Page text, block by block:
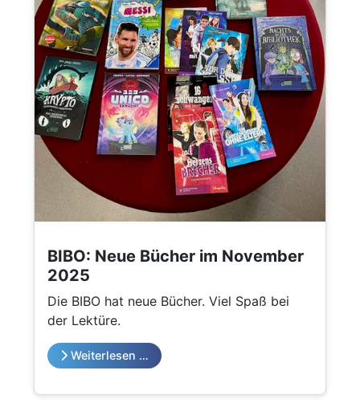
BIBO: Neue Bücher im November
2025
Die BIBO hat neue Bücher. Viel Spaß bei
der Lektüre.
Weiterlesen …